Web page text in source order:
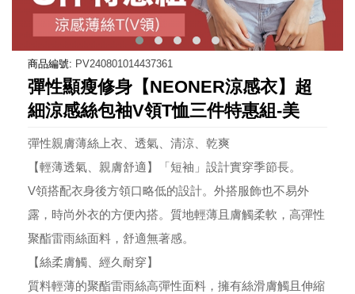
商品編號: PV240801014437361
彈性顯瘦修身【NEONER涼感衣】超
細涼感絲包袖V領T恤三件特惠組-美
彈性親膚薄絲上衣、透氣、清涼、乾爽
【輕薄透氣、親膚舒適】「短袖」設計實穿季節長。
V領搭配衣身後方領口略低的設計。外搭服飾也不易外
露，時尚外衣的方便內搭。質地輕薄且膚觸柔軟，高彈性
聚酯雷雨絲面料，舒適無著感。
【絲柔膚觸、經久耐穿】
質料輕薄的聚酯雷雨絲高彈性面料，擁有絲滑膚觸且伸縮